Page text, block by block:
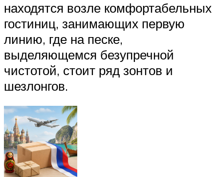
находятся возле комфортабельных
гостиниц, занимающих первую
линию, где на песке,
выделяющемся безупречной
чистотой, стоит ряд зонтов и
шезлонгов.